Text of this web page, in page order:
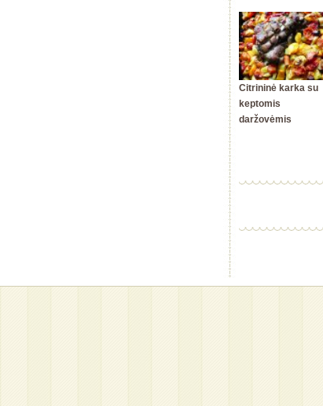
Citrininė karka su
keptomis
daržovėmis